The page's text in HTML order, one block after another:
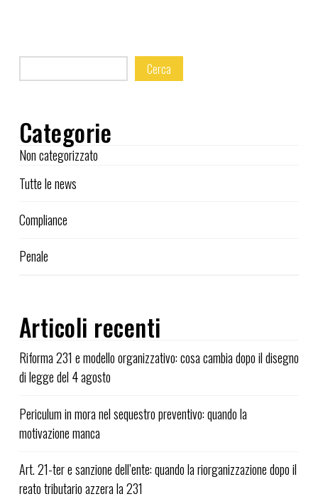
Cerca
Categorie
Non categorizzato
Tutte le news
Compliance
Penale
Articoli recenti
Riforma 231 e modello organizzativo: cosa cambia dopo il disegno
di legge del 4 agosto
Periculum in mora nel sequestro preventivo: quando la
motivazione manca
Art. 21-ter e sanzione dell’ente: quando la riorganizzazione dopo il
reato tributario azzera la 231